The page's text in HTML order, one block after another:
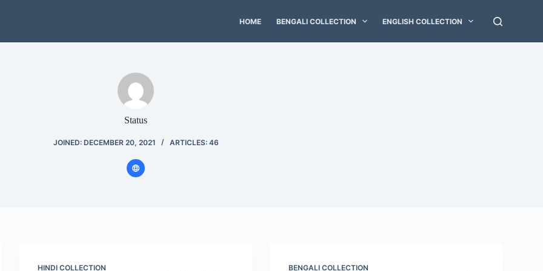
HOME BENGALI COLLECTION ENGLISH COLLECTION
Status
JOINED: DECEMBER 20, 2021 ARTICLES: 46
HINDI COLLECTION BENGALI COLLECTION